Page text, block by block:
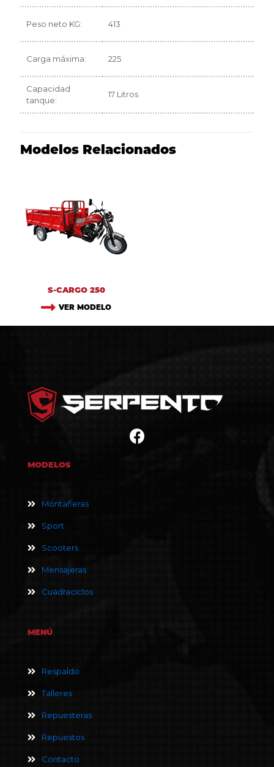
Peso neto KG: 413
Carga máxima: 225
Capacidad
tanque:
17 Litros
Modelos Relacionados
S-CARGO 250
VER MODELO
MODELOS
Montañeras
Sport
Scooters
Mensajeras
Cuadraciclos
MENÚ
Respaldo
Talleres
Repuesteras
Repuestos
Contacto